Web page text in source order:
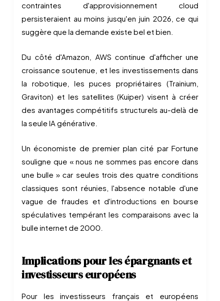
contraintes d'approvisionnement cloud
persisteraient au moins jusqu'en juin 2026, ce qui
suggère que la demande existe bel et bien.
Du côté d'Amazon, AWS continue d'afficher une
croissance soutenue, et les investissements dans
la robotique, les puces propriétaires (Trainium,
Graviton) et les satellites (Kuiper) visent à créer
des avantages compétitifs structurels au-delà de
la seule IA générative.
Un économiste de premier plan cité par Fortune
souligne que « nous ne sommes pas encore dans
une bulle » car seules trois des quatre conditions
classiques sont réunies, l'absence notable d'une
vague de fraudes et d'introductions en bourse
spéculatives tempérant les comparaisons avec la
bulle internet de 2000.
Implications pour les épargnants et
investisseurs européens
Pour les investisseurs français et européens